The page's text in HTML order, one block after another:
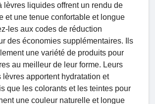
lèvres liquides offrent un rendu de
et une tenue confortable et longue
les aux codes de réduction
des économies supplémentaires. Ils
une variété de produits pour
au meilleur de leur forme. Leurs
lèvres apportent hydratation et
que les colorants et les teintes pour
une couleur naturelle et longue